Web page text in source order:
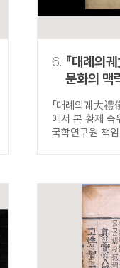
6. 『대례의
문화의 맥
즉위식
『대례의궤大禮
에서 본 황제 즉
국학연구원 책